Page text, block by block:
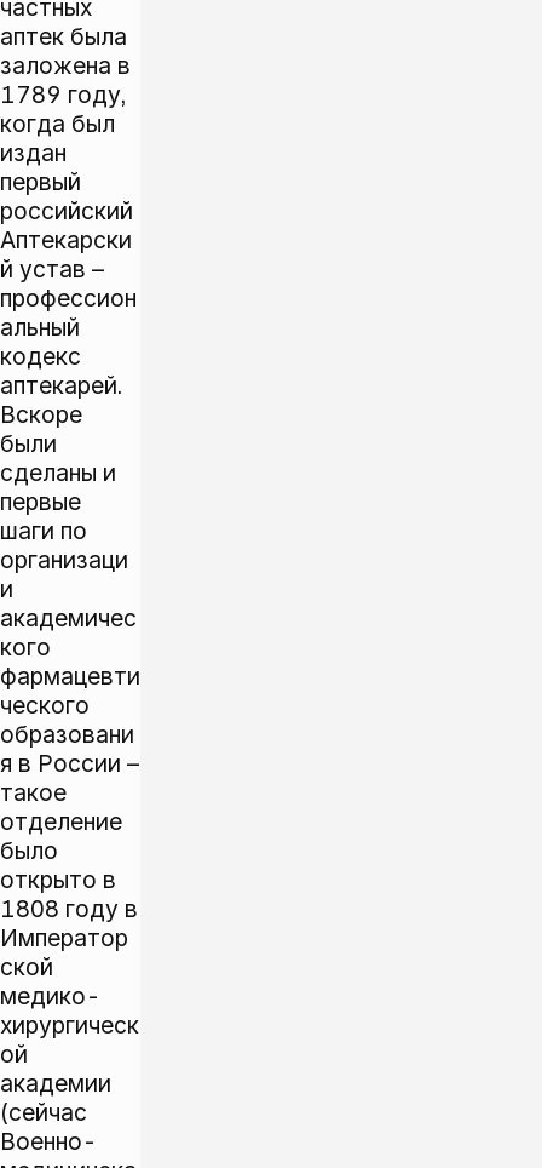
частных
аптек была
заложена в
1789 году,
когда был
издан
первый
российский
Аптекарски
й устав –
профессион
альный
кодекс
аптекарей.
Вскоре
были
сделаны и
первые
шаги по
организаци
и
академичес
кого
фармацевти
ческого
образовани
я в России –
такое
отделение
было
открыто в
1808 году в
Император
ской
медико-
хирургическ
ой
академии
(сейчас
Военно-